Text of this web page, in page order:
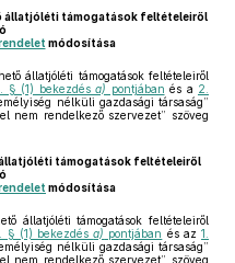
állatjóléti támogatások feltételeiről
módosítása
állatjóléti támogatások feltételeiről
§ (1) bekezdés a) pontjában és a 2.
nélküli gazdasági társaság”
nem rendelkező szervezet” szöveg
támogatások feltételeiről
módosítása
állatjóléti támogatások feltételeiről
§ (1) bekezdésa) pontjában és az1.
nélküli gazdasági társaság”
nem rendelkező szervezet” szöveg